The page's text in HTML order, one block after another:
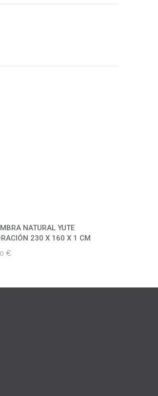
NATURAL YUTE
230 X 160 X 1 CM
€